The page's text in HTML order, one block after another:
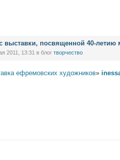
выставки, посвященной 40-летию
2011, 13:31 в блог творчество
ефремовских художников»